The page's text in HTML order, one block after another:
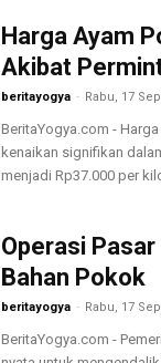
Harga Ayam
Akibat
beritayogya - Rabu, 17
BeritaYogya.com -
kenaikan signifikan
menjadi Rp37.000 per
Operasi
Bahan Pokok
beritayogya - Rabu, 17
BeritaYogya.com -